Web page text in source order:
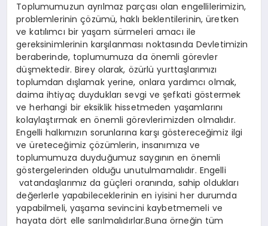
TEKNOLOJI
Toplumumuzun ayrılmaz parçası olan engellilerimizin,
problemlerinin çözümü, haklı beklentilerinin, üretken
ve katılımcı bir yaşam sürmeleri amacı ile
gereksinimlerinin karşılanması noktasında Devletimizin
beraberinde, toplumumuza da önemli görevler
düşmektedir. Birey olarak, özürlü yurttaşlarımızı
toplumdan dışlamak yerine, onlara yardımcı olmak,
daima ihtiyaç duydukları sevgi ve şefkati göstermek
ve herhangi bir eksiklik hissetmeden yaşamlarını
kolaylaştırmak en önemli görevlerimizden olmalıdır.
Engelli halkımızın sorunlarına karşı göstereceğimiz ilgi
ve üreteceğimiz çözümlerin, insanımıza ve
toplumumuza duyduğumuz saygının en önemli
göstergelerinden olduğu unutulmamalıdır. Engelli
vatandaşlarımız da güçleri oranında, sahip oldukları
değerlerle yapabileceklerinin en iyisini her durumda
yapabilmeli, yaşama sevincini kaybetmemeli ve
hayata dört elle sarılmalıdırlar.Buna örneğin tüm